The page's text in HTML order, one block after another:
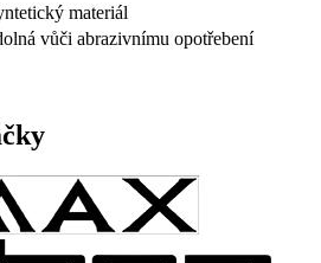
materiál
vůči abrazivnímu opotřebení